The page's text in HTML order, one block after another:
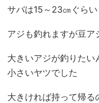
サバは15～23㎝ぐら
アジも釣れますが豆ア
大きいアジが釣りたい
小さいヤツでした
大きければ持って帰る